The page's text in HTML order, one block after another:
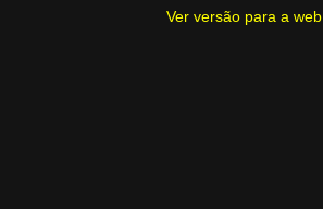
Ver versão para a web